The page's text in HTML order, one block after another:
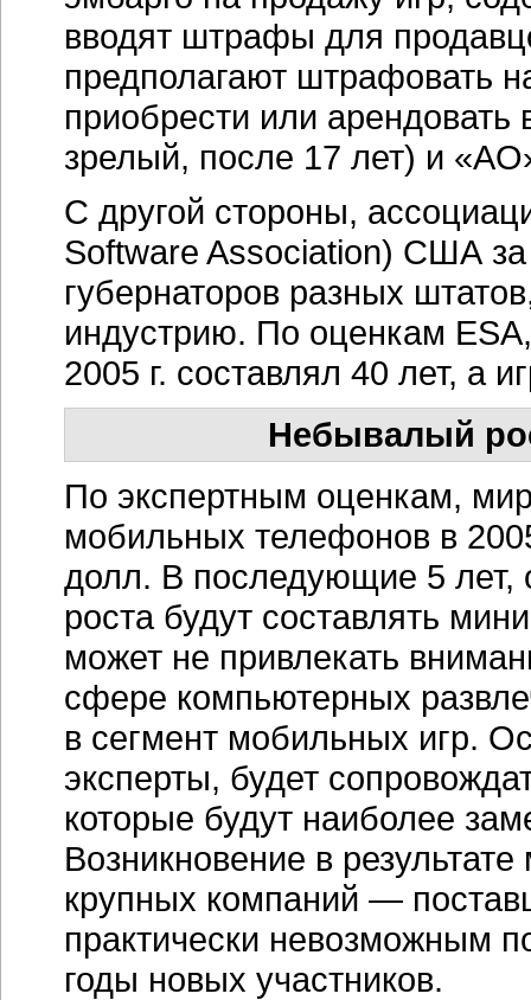
вводят штрафы для
предполагают штрафовать
приобрести или арендовать
зрелый, после 17 лет) и
С другой стороны,
Software Association) США
губернаторов разных
индустрию. По оценкам
2005 г. составлял 40 лет, а
Небывалый
По экспертным оценкам,
мобильных телефонов в
долл. В последующие 5 лет,
роста будут составлять
может не привлекать
сфере компьютерных
в сегмент мобильных игр.
эксперты, будет
которые будут наиболее
Возникновение в
крупных компаний —
практически невозможным
годы новых участников.